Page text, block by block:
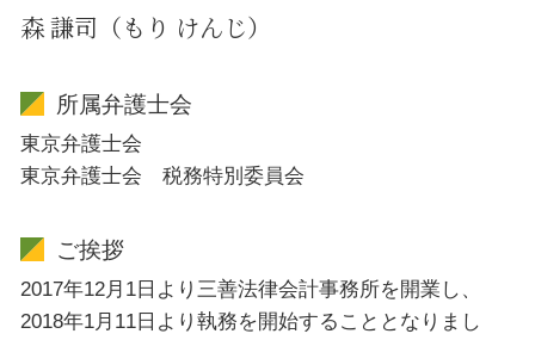
森 謙司（もり けんじ）
所属弁護士会
東京弁護士会
東京弁護士会 税務特別委員会
ご挨拶
2017年12月1日より三善法律会計事務所を開業し、
2018年1月11日より執務を開始することとなりまし